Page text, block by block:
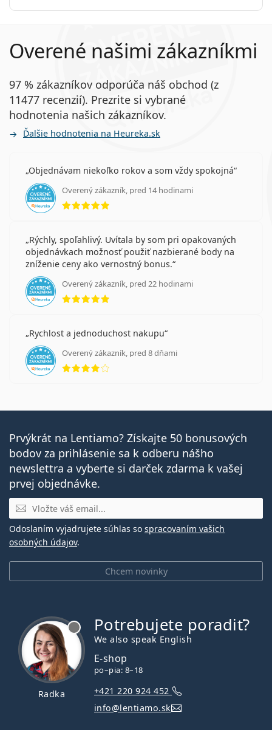
Súvisiace články z nášho blogu
Zvykanie si na kontaktné šošovky: ako dlho to trvá?
Môžete sa sprchovať s nasadenými kontaktnými
šošovkami?
Máte astigmatizmus? Vyskúšajte online test a zistite
to
prečítajte pokyny.
Overené našimi zákazníkmi
97 % zákazníkov odporúča náš obchod (z
11477 recenzií). Prezrite si vybrané
hodnotenia našich zákazníkov.
Ďalšie hodnotenia na Heureka.sk
Objednávam niekoľko rokov a som vždy spokojná
Overený zákazník, pred 14 hodinami
hodnotenie 5 z 5
Rýchly, spoľahlivý. Uvítala by som pri opakovaných
objednávkach možnosť použiť nazbierané body na
zníženie ceny ako vernostný bonus.
Overený zákazník, pred 22 hodinami
hodnotenie 5 z 5
Rychlost a jednoduchost nakupu
Overený zákazník, pred 8 dňami
hodnotenie 4 z 5
Prvýkrát na Lentiamo? Získajte 50 bonusových
bodov za prihlásenie sa k odberu nášho
newslettra a vyberte si darček zdarma k vašej
prvej objednávke.
E-mail
Chcem novinky
Odoslaním vyjadrujete súhlas so spracovaním vašich
osobných údajov.
Radka
Potrebujete poradiť?
We also speak English
E-shop
po–pia: 8–18
+421 220 924 452
info@lentiamo.sk